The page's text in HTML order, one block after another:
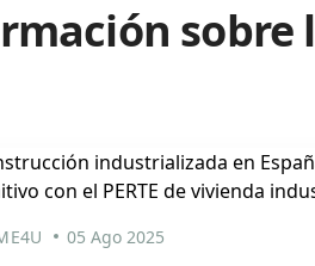
sobre
05 Ago 2025